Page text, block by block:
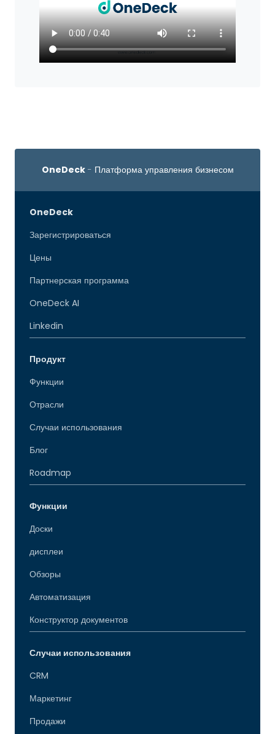
OneDeck- Платформа управления бизнесом
OneDeck
Зарегистрироваться
Цены
Партнерская программа
OneDeck AI
Linkedin
Продукт
Функции
Отрасли
Случаи использования
Блог
Roadmap
Функции
Доски
дисплеи
Обзоры
Автоматизация
Конструктор документов
Случаи использования
CRM
Маркетинг
Продажи